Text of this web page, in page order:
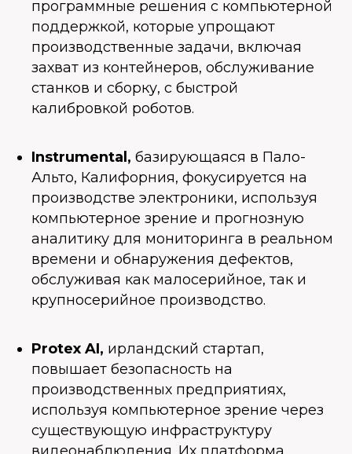
программные решения с компьютерной
поддержкой, которые упрощают
производственные задачи, включая
захват из контейнеров, обслуживание
станков и сборку, с быстрой
калибровкой роботов.
Instrumental, базирующаяся в Пало-
Альто, Калифорния, фокусируется на
производстве электроники, используя
компьютерное зрение и прогнозную
аналитику для мониторинга в реальном
времени и обнаружения дефектов,
обслуживая как малосерийное, так и
крупносерийное производство.
Protex AI, ирландский стартап,
повышает безопасность на
производственных предприятиях,
используя компьютерное зрение через
существующую инфраструктуру